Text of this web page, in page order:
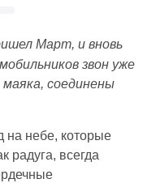
Март, и вновь
звон уже
маяка, соединены
на небе, которые
радуга, всегда